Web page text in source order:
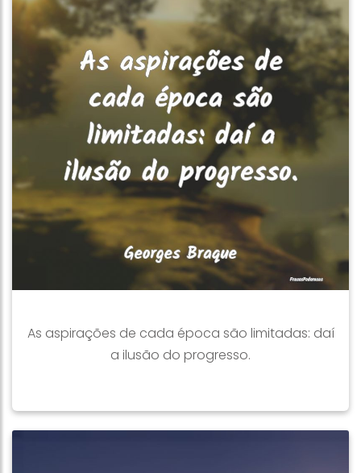
As aspirações de cada época são limitadas: daí
a ilusão do progresso.